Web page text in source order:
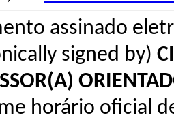
assinado
signed by)
horário oficial